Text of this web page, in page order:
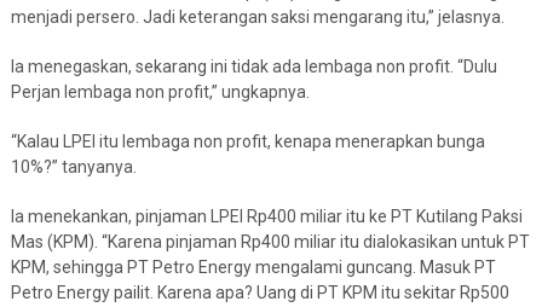
menjadi persero. Jadi keterangan saksi mengarang itu,” jelasnya.
Ia menegaskan, sekarang ini tidak ada lembaga non profit. “Dulu
Perjan lembaga non profit,” ungkapnya.
“Kalau LPEI itu lembaga non profit, kenapa menerapkan bunga
10%?” tanyanya.
Ia menekankan, pinjaman LPEI Rp400 miliar itu ke PT Kutilang Paksi
Mas (KPM). “Karena pinjaman Rp400 miliar itu dialokasikan untuk PT
KPM, sehingga PT Petro Energy mengalami guncang. Masuk PT
Petro Energy pailit. Karena apa? Uang di PT KPM itu sekitar Rp500